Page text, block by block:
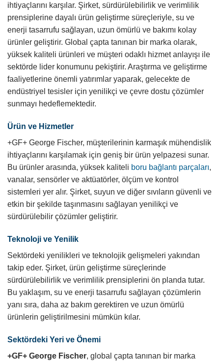
ihtiyaçlarını karşılar. Şirket, sürdürülebilirlik ve verimlilik
prensiplerine dayalı ürün geliştirme süreçleriyle, su ve
enerji tasarrufu sağlayan, uzun ömürlü ve bakımı kolay
ürünler geliştirir. Global çapta tanınan bir marka olarak,
yüksek kaliteli ürünleri ve müşteri odaklı hizmet anlayışı ile
sektörde lider konumunu pekiştirir. Araştırma ve geliştirme
faaliyetlerine önemli yatırımlar yaparak, gelecekte de
endüstriyel tesisler için yenilikçi ve çevre dostu çözümler
sunmayı hedeflemektedir.
Ürün ve Hizmetler
+GF+ George Fischer, müşterilerinin karmaşık mühendislik
ihtiyaçlarını karşılamak için geniş bir ürün yelpazesi sunar.
Bu ürünler arasında, yüksek kaliteli boru bağlantı parçaları,
vanalar, sensörler ve aktüatörler, ölçüm ve kontrol
sistemleri yer alır. Şirket, suyun ve diğer sıvıların güvenli ve
etkin bir şekilde taşınmasını sağlayan yenilikçi ve
sürdürülebilir çözümler geliştirir.
Teknoloji ve Yenilik
Sektördeki yenilikleri ve teknolojik gelişmeleri yakından
takip eder. Şirket, ürün geliştirme süreçlerinde
sürdürülebilirlik ve verimlilik prensiplerini ön planda tutar.
Bu yaklaşım, su ve enerji tasarrufu sağlayan çözümlerin
yanı sıra, daha az bakım gerektiren ve uzun ömürlü
ürünlerin geliştirilmesini mümkün kılar.
Sektördeki Yeri ve Önemi
+GF+ George Fischer, global çapta tanınan bir marka